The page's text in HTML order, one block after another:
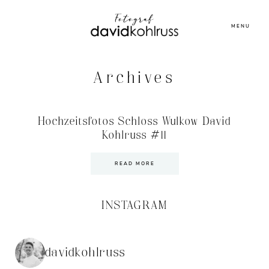
MENU
Archives
Hochzeitsfotos Schloss Wulkow David
Kohlruss #11
READ MORE
INSTAGRAM
davidkohlruss